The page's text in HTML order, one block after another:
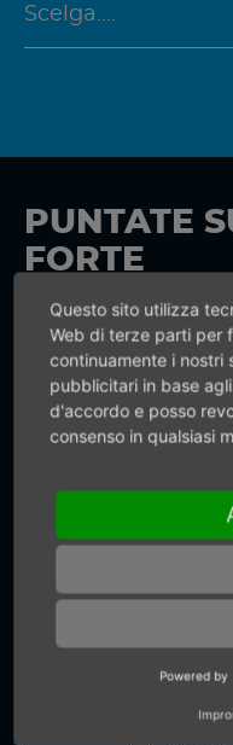
PUNTATE
FORTE
Per quanto
motori
all’esperienza
Mannesmann
forniamo
compressa
anche
+49
Questo sito utilizza
Web di terze parti per
continuamente i nostri
pubblicitari in base
d'accordo e posso
consenso in qualsiasi
Powered by